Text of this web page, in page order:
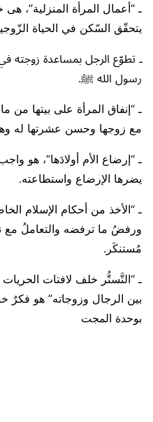
ـ “أعمال المرأة المنزلية”،
يتحقّق السّكن في الحياة
ـ تطوّع الرجل بمساعدة زوجته
رسول الله ﷺ.
ـ “إنفاق المرأة على بيتها من
مع زوجها وحسن عشرتها له
ـ “إرضاع الأم أولادَها”، هو
يضرها الإرضاع واستطاعته.
ـ “الأخذ من أحكام الإسلام
ورفضُ ما ترفضه والتعاملُ مع
مُستنكَر.
ـ “التَّستُّر خلف لافتات
بين الرجال وزوجاته” هو
بوحدة المجت